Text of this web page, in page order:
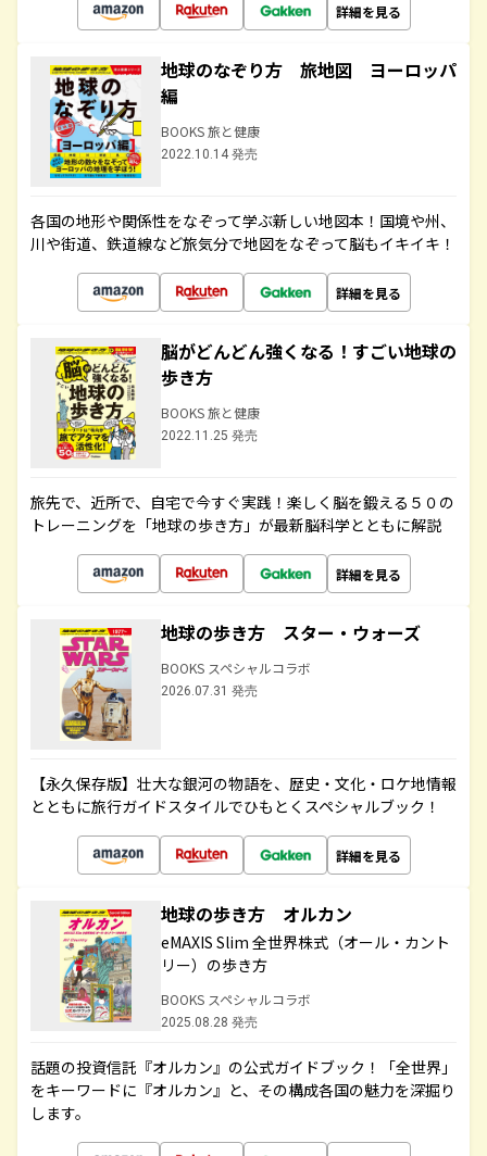
詳細を見る
地球のなぞり方 旅地図 ヨーロッパ
編
BOOKS 旅と健康
2022.10.14 発売
各国の地形や関係性をなぞって学ぶ新しい地図本！国境や州、
川や街道、鉄道線など旅気分で地図をなぞって脳もイキイキ！
詳細を見る
脳がどんどん強くなる！すごい地球の
歩き方
BOOKS 旅と健康
2022.11.25 発売
旅先で、近所で、自宅で今すぐ実践！楽しく脳を鍛える５０の
トレーニングを「地球の歩き方」が最新脳科学とともに解説
詳細を見る
地球の歩き方 スター・ウォーズ
BOOKS スペシャルコラボ
2026.07.31 発売
【永久保存版】壮大な銀河の物語を、歴史・文化・ロケ地情報
とともに旅行ガイドスタイルでひもとくスペシャルブック！
詳細を見る
地球の歩き方 オルカン
eMAXIS Slim 全世界株式（オール・カント
リー）の歩き方
BOOKS スペシャルコラボ
2025.08.28 発売
話題の投資信託『オルカン』の公式ガイドブック！「全世界」
をキーワードに『オルカン』と、その構成各国の魅力を深掘り
します。